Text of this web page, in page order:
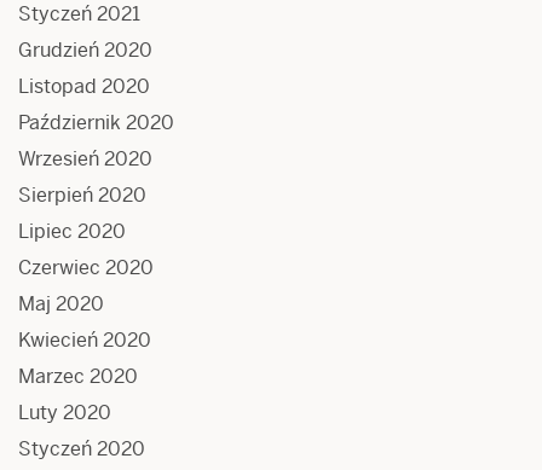
Styczeń 2021
Grudzień 2020
Listopad 2020
Październik 2020
Wrzesień 2020
Sierpień 2020
Lipiec 2020
Czerwiec 2020
Maj 2020
Kwiecień 2020
Marzec 2020
Luty 2020
Styczeń 2020